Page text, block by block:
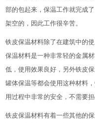
部的包起来，保温工作就完成
架空的，因此工作很辛苦。
铁皮保温材料除了在建筑中的
保温材料是一种非常轻的金属
低，使用效果良好，另外铁皮
罐体保温等都会使用这种材料
用过程中非常的安全，不需要担
铁皮保温材料有着一些其他的